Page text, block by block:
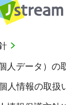
人データ）の
人情報の取扱